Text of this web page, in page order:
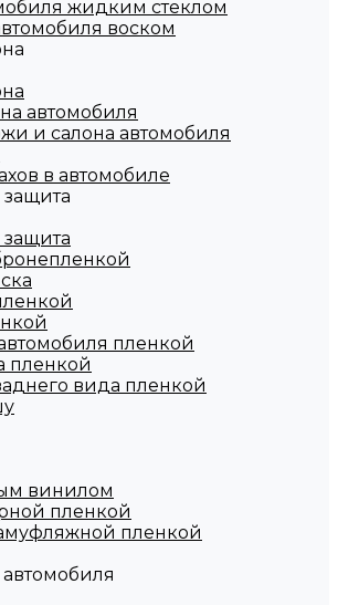
жидким стеклом
воском
автомобиля
и салона автомобиля
в автомобиле
пленкой
пленкой
вида пленкой
винилом
пленкой
пленкой